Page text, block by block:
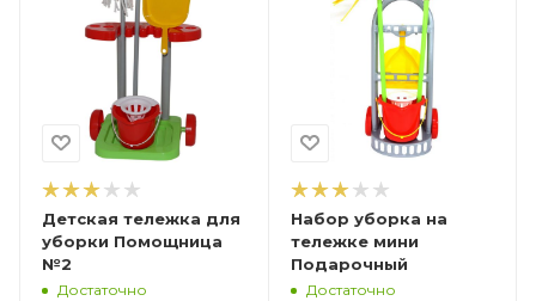
Детская тележка для
уборки Помощница
№2
Достаточно
Набор уборка на
тележке мини
Подарочный
Достаточно